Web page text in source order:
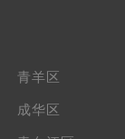
青羊区
成华区